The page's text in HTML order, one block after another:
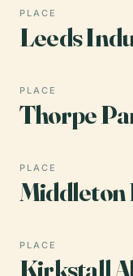
PLACE
Leeds
PLACE
Thorpe
PLACE
Middleton
PLACE
Kirkstall